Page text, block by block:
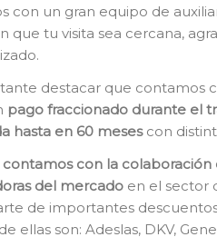
con un gran equipo de
que tu visita sea cercana,
destacar que contamos
pago fraccionado durante el
hasta en 60 mesescon
contamos con la
del mercado en el sector
de importantes
ellas son: Adeslas, DKV,